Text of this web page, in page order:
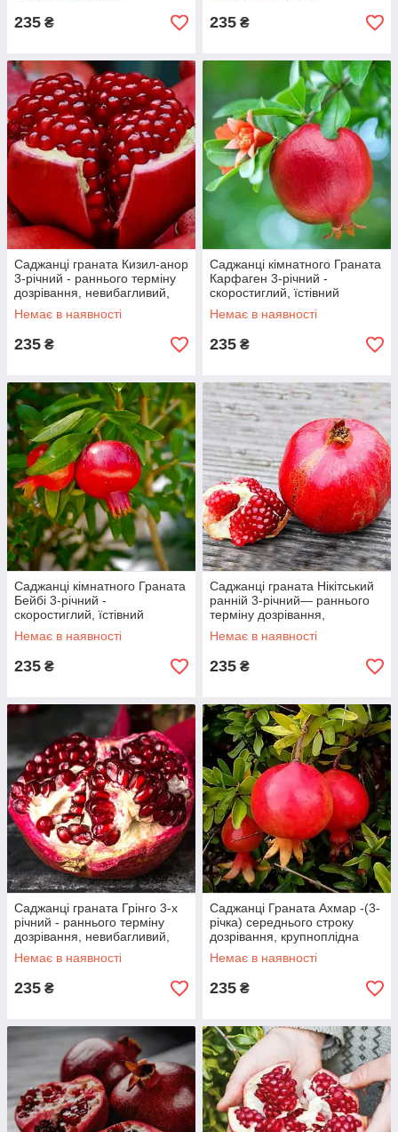
235 ₴ 235 ₴
Саджанці граната Кизил-анор
3-річний - раннього терміну
дозрівання, невибагливий,
зимостійкий
Немає в наявності
235 ₴
Саджанці кімнатного Граната
Карфаген 3-річний -
скоростиглий, їстівний
Немає в наявності
235 ₴
Саджанці кімнатного Граната
Бейбі 3-річний -
скоростиглий, їстівний
Немає в наявності
235 ₴
Саджанці граната Нікітський
ранній 3-річний— раннього
терміну дозрівання,
невибагливий, зимовостійкий
Немає в наявності
235 ₴
Саджанці граната Грінго 3-х
річний - раннього терміну
дозрівання, невибагливий,
зимостійкий
Немає в наявності
235 ₴
Саджанці Граната Ахмар -(3-
річка) середнього строку
дозрівання, крупноплідна
Немає в наявності
235 ₴